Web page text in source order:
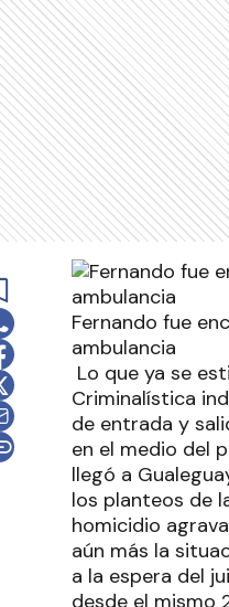
Fernando fue
ambulancia
Lo que ya se
Criminalística
de entrada y
en el medio del
llegó a
los planteos de
homicidio
aún más la
a la espera del